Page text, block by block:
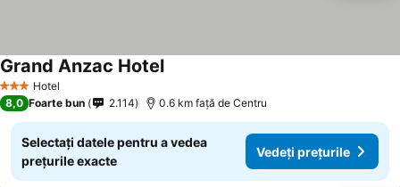
3 SteleHotel
Grand Anzac HotelVedeți prețurile
8,0 Foarte bun 2.114 0.6 km faţă de Centru
Selectați datele pentru a vedea
prețurile exacte
Vedeți prețurile